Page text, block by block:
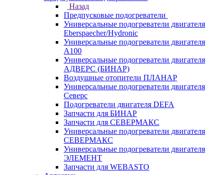
Назад
Предпусковые подогреватели
Универсальные подогреватели двигателя
Eberspaecher/Hydronic
Универсальные подогреватели двигателя
A100
Универсальные подогреватели двигателя
АДВЕРС (БИНАР)
Воздушные отопители ПЛАНАР
Универсальные подогреватели двигателя
Северс
Подогреватели двигателя DEFA
Запчасти для БИНАР
Запчасти для СЕВЕРМАКС
Универсальные подогреватели двигателя
СЕВЕРМАКС
Универсальные подогреватели двигателя
ЭЛЕМЕНТ
Запчасти для WEBASTO